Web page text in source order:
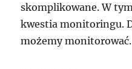
skomplikowane. W
kwestia monitoringu.
możemy monitorować.